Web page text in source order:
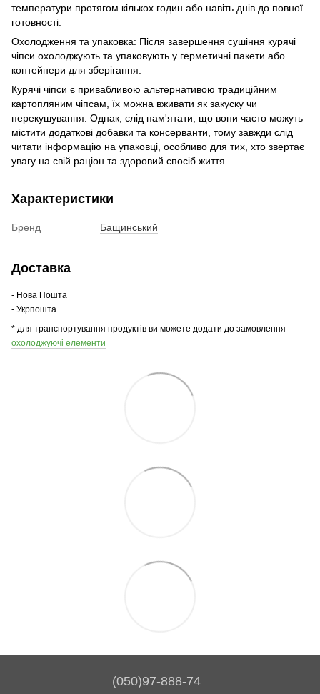
температури протягом кількох годин або навіть днів до повної
готовності.
Охолодження та упаковка: Після завершення сушіння курячі
чіпси охолоджують та упаковують у герметичні пакети або
контейнери для зберігання.
Курячі чіпси є привабливою альтернативою традиційним
картопляним чіпсам, їх можна вживати як закуску чи
перекушування. Однак, слід пам'ятати, що вони часто можуть
містити додаткові добавки та консерванти, тому завжди слід
читати інформацію на упаковці, особливо для тих, хто звертає
увагу на свій раціон та здоровий спосіб життя.
Характеристики
Бренд Бащинський
Доставка
- Нова Пошта
- Укрпошта
* для транспортування продуктів ви можете додати до замовлення
охолоджуючі елементи
(050)97-888-74